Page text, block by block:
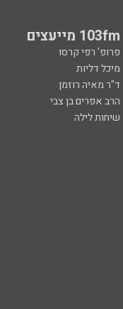
103fm מייעצים
פרופ' רפי קרסו
מיכל דליות
ד"ר מאיה רוזמן
הרב אפרים בן צבי
שיחות לילה